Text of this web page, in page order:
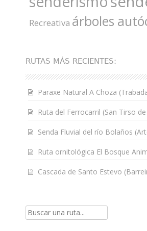
Recreativa árboles
RUTAS MÁS RECIENTES:
Paraxe Natural A Choza
Ruta del Ferrocarril (San Tirso
Senda Fluvial del río Bolaños
Ruta ornitológica El Bosque
Cascada de Santo Estevo